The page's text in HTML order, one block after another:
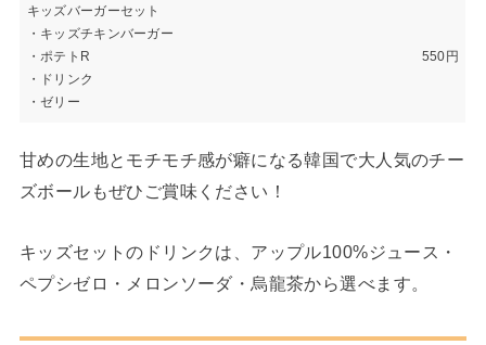
キッズバーガーセット
・キッズチキンバーガー
・ポテトR
・ドリンク
・ゼリー
550円
甘めの生地とモチモチ感が癖になる韓国で大人気のチー
ズボールもぜひご賞味ください！
キッズセットのドリンクは、アップル100%ジュース・
ペプシゼロ・メロンソーダ・烏龍茶から選べます。